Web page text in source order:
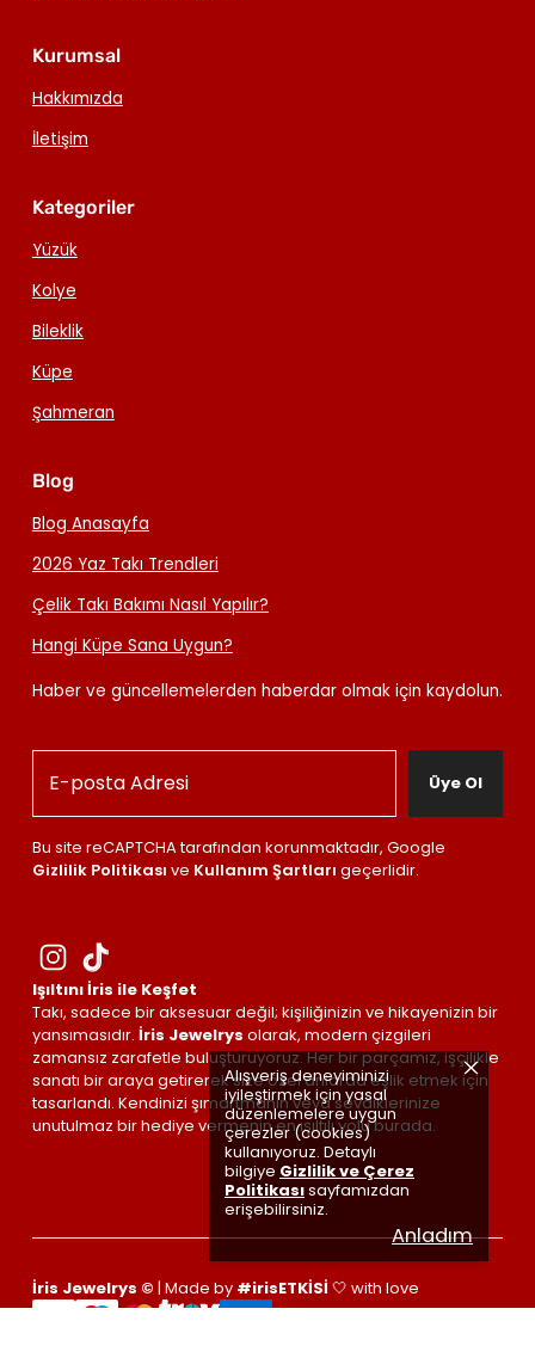
Alışveriş deneyiminizi
iyileştirmek için yasal
düzenlemelere uygun
çerezler (cookies)
kullanıyoruz. Detaylı
bilgiye Gizlilik ve Çerez
Politikasısayfamızdan
erişebilirsiniz.
Anladım
Kurumsal
Hakkımızda
İletişim
Kategoriler
Yüzük
Kolye
Bileklik
Küpe
Şahmeran
Blog
Blog Anasayfa
2026 Yaz Takı Trendleri
Çelik Takı Bakımı Nasıl Yapılır?
Hangi Küpe Sana Uygun?
Haber ve güncellemelerden haberdar olmak için kaydolun.
Üye Ol
Bu site reCAPTCHA tarafından korunmaktadır, Google
Gizlilik Politikası ve Kullanım Şartları geçerlidir.
Işıltını İris ile Keşfet
Takı, sadece bir aksesuar değil; kişiliğinizin ve hikayenizin bir
yansımasıdır. İris Jewelrys olarak, modern çizgileri
zamansız zarafetle buluşturuyoruz. Her bir parçamız, işçilikle
sanatı bir araya getirerek size özel anlarda eşlik etmek için
tasarlandı. Kendinizi şımartmanın veya sevdiklerinize
unutulmaz bir hediye vermenin en ışıltılı yolu burada.
İris Jewelrys © | Made by #irisETKİSİ 🤍 with love